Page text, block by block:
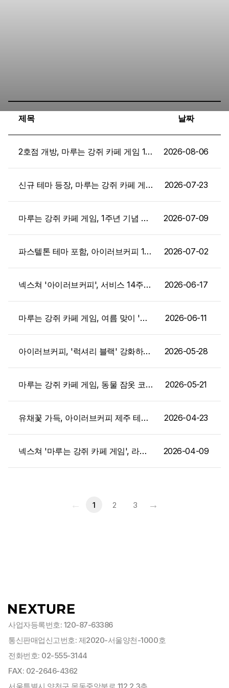
제목 날짜
2호점 개방, 마루는 강쥐 카페 게임 1주년 2차 업데이트 2026-08-06
신규 테마 등장, 마루는 강쥐 카페 게임 1주년 업데이트 2026-07-23
마루는 강쥐 카페 게임, 1주년 기념 사전예약 시작 2026-07-09
파스텔톤 테마 포함, 아이러브커피 14주년 업데이트 실시 2026-07-02
넥스쳐 '아이러브커피', 서비스 14주년 업데이트 2026-06-17
마루는 강쥐 카페 게임, 여름 맞이 '산토리니' 테마 추가 2026-06-11
아이러브커피, '럭셔리 블랙' 강화하고 자동화 시스템 더했다 2026-05-28
마루는 강쥐 카페 게임, 동물 잠옷 코스튬 나왔다 2026-05-21
유채꽃 가득, 아이러브커피 제주 테마 업데이트 2026-04-23
넥스쳐 '마루는 강쥐 카페 게임', 라벤더 콘셉트 '쁘띠프로방스' 테마 업데이트 2026-04-09
← 1 2 3 →
사업자등록번호: 120-87-63386
통신판매업신고번호: 제2020-서울양천-1000호
전화번호: 02-555-3144
FAX: 02-2646-4362